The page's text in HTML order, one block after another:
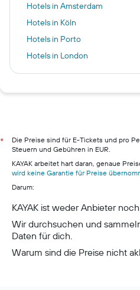
Hotels in Amsterdam
Hotels in Köln
Hotels in Porto
Hotels in London
Hotels in Karlsruhe
Hotels in Warnemünde
Hotels in Neustadt in Holstein
Hotels in München
Hotels in Berchtesgaden
Hotels in Konstanz
*
Die Preise sind für E-Tickets und pro
Steuern und Gebühren in EUR.
KAYAK arbeitet hart daran, genaue
wird keine Garantie für Preise
Darum:
KAYAK ist weder Anbieter
Wir durchsuchen und
Daten für dich.
Warum sind die Preise nicht